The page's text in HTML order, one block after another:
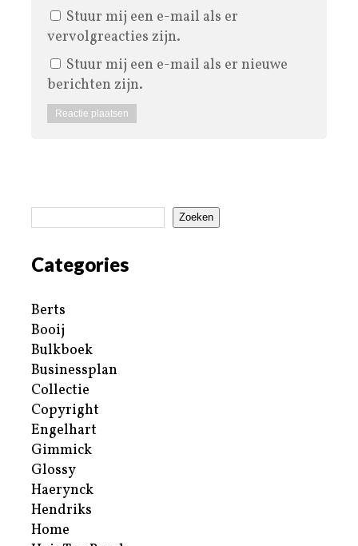
Stuur mij een e-mail als er
vervolgreacties zijn.
Stuur mij een e-mail als er nieuwe
berichten zijn.
Zoeken
Categories
Berts
Booij
Bulkboek
Businessplan
Collectie
Copyright
Engelhart
Gimmick
Glossy
Haerynck
Hendriks
Home